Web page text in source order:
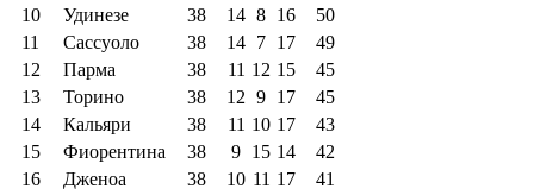
10
Удинезе 38 14 8 16
50
11
Сассуоло 38 14 7 17
49
12
Парма 38 11 12 15
45
13
Торино 38 12 9 17
45
14
Кальяри 38 11 10 17
43
15
Фиорентина 38 9 15 14
42
16
Дженоа 38 10 11 17
41